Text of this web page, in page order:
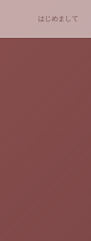
はじめまして
PROFILE